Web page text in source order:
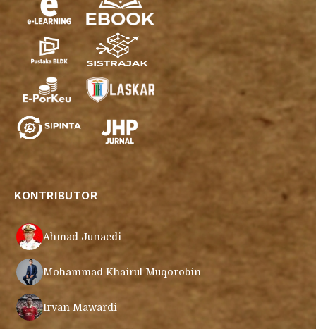
KONTRIBUTOR
Ahmad Junaedi
Mohammad Khairul Muqorobin
Irvan Mawardi